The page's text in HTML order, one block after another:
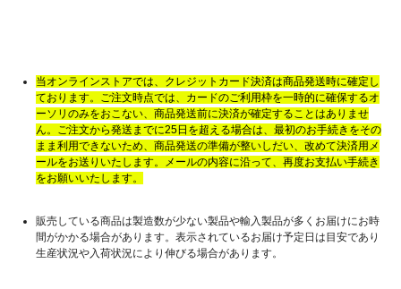
当オンラインストアでは、クレジットカード決済は商品発送時に確定し
ております。ご注文時点では、カードのご利用枠を一時的に確保するオ
ーソリのみをおこない、商品発送前に決済が確定することはありませ
ん。ご注文から発送までに25日を超える場合は、最初のお手続きをその
まま利用できないため、商品発送の準備が整いしだい、改めて決済用メ
ールをお送りいたします。メールの内容に沿って、再度お支払い手続き
をお願いいたします。
販売している商品は製造数が少ない製品や輸入製品が多くお届けにお時
間がかかる場合があります。表示されているお届け予定日は目安であり
生産状況や入荷状況により伸びる場合があります。